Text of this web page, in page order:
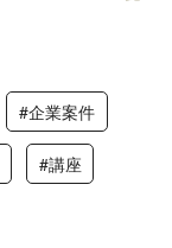
#企業案件
#講座